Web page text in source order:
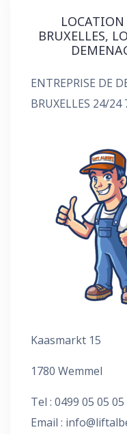
LOCATION
BRUXELLES,
ENTREPRISE DE
BRUXELLES 24/24
Kaasmarkt 15
1780 Wemmel
Tel : 0499 05 05 05
Email :